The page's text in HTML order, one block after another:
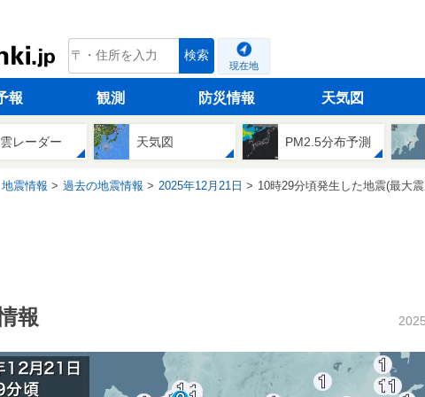
tenki.jp 検索
現在地
報 観測 防災情報 天気図
レーダー 天気図 PM2.5分布予測
地震情報 過去の地震情報 2025年12月21日 10時29分頃発生した地震(最大
報